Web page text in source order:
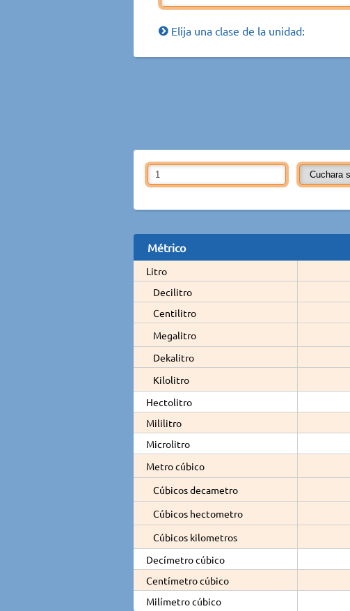
Elija una clase de la unidad:
Métrico
Litro
Decilitro
Centilitro
Megalitro
Dekalitro
Kilolitro
Hectolitro
Mililitro
Microlitro
Metro cúbico
Cúbicos decametro
Cúbicos hectometro
Cúbicos kilometros
Decímetro cúbico
Centímetro cúbico
Milímetro cúbico